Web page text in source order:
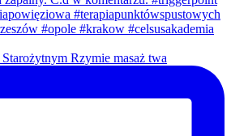
Rzymie masaż twa